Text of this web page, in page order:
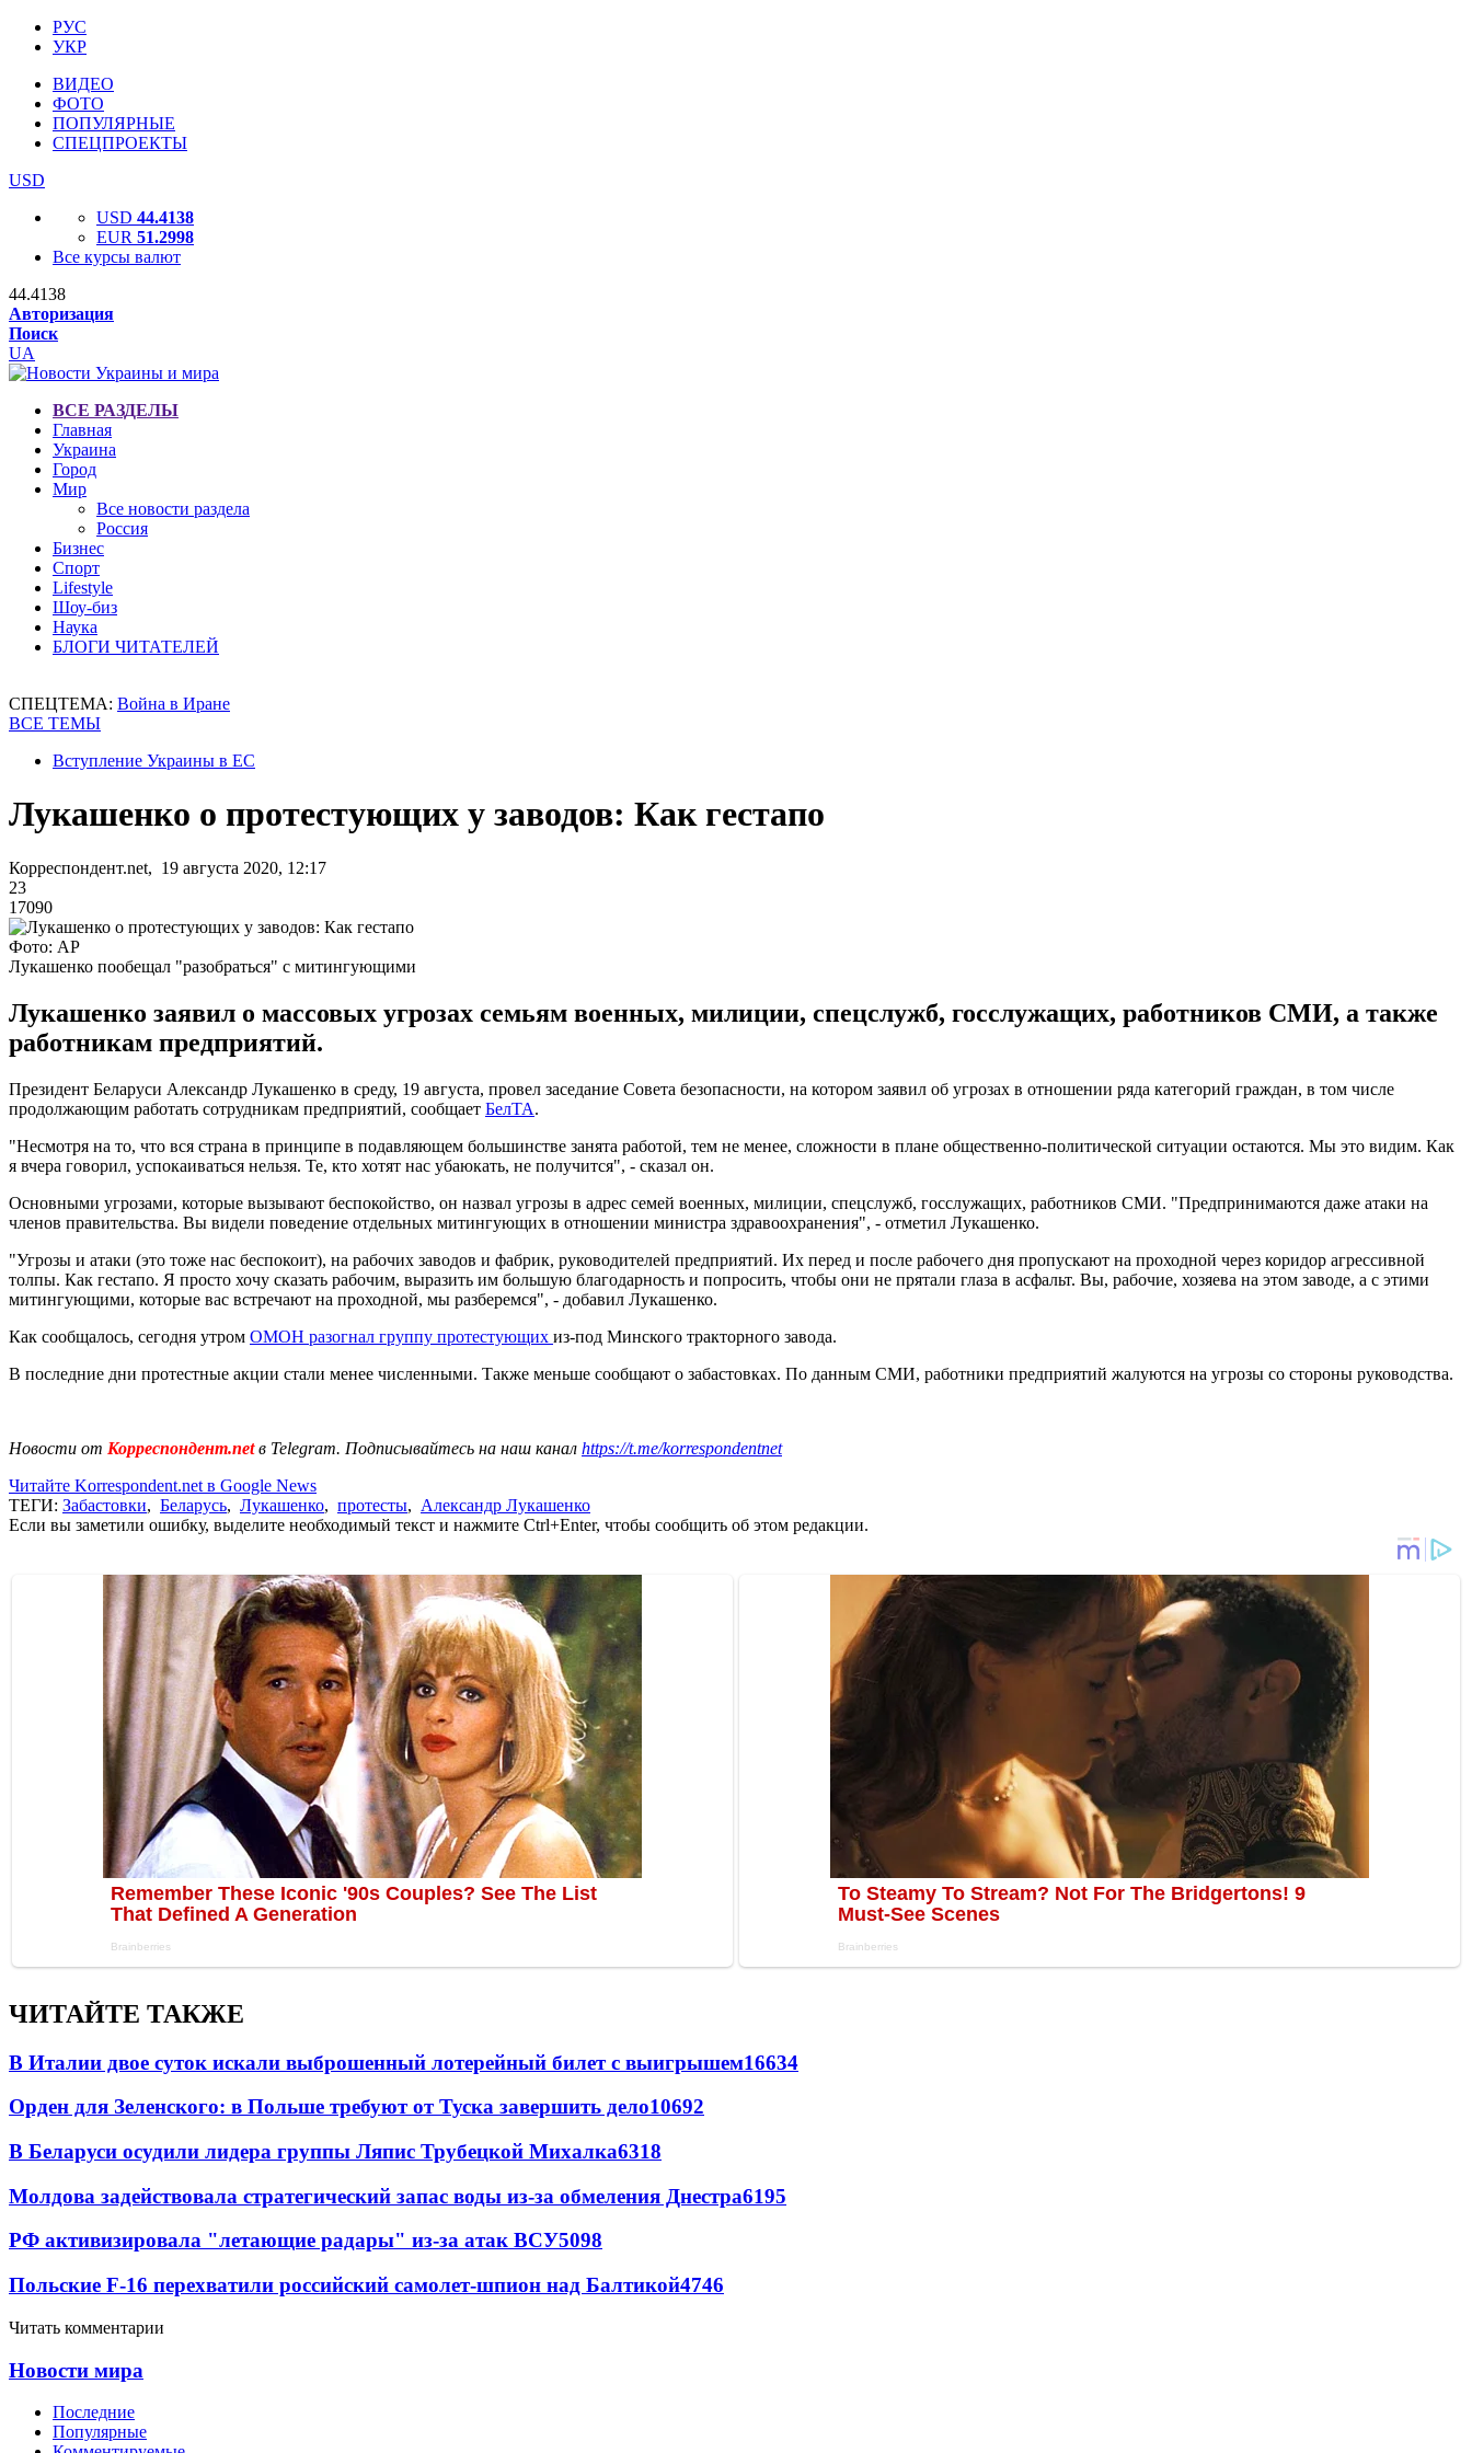
РУС
УКР
ВИДЕО
ФОТО
ПОПУЛЯРНЫЕ
СПЕЦПРОЕКТЫ
USD
USD 44.4138
EUR 51.2998
Все курсы валют
44.4138
Авторизация
Поиск
UA
ВСЕ РАЗДЕЛЫ
Главная
Украина
Город
Мир
Все новости раздела
Россия
Бизнес
Спорт
Lifestyle
Шоу-биз
Наука
БЛОГИ ЧИТАТЕЛЕЙ
СПЕЦТЕМА: Война в Иране
ВСЕ ТЕМЫ
Вступление Украины в ЕС
Лукашенко о протестующих у заводов: Как гестапо
Корреспондент.net, 19 августа 2020, 12:17
23
17090
Фото: AP
Лукашенко пообещал "разобраться" с митингующими
Лукашенко заявил о массовых угрозах семьям военных, милиции, спецслужб, госслужащих, работников СМИ, а также
работникам предприятий.
Президент Беларуси Александр Лукашенко в среду, 19 августа, провел заседание Совета безопасности, на котором заявил об угрозах в отношении ряда категорий граждан, в том числе
продолжающим работать сотрудникам предприятий, сообщает БелТА.
"Несмотря на то, что вся страна в принципе в подавляющем большинстве занята работой, тем не менее, сложности в плане общественно-политической ситуации остаются. Мы это видим. Как
я вчера говорил, успокаиваться нельзя. Те, кто хотят нас убаюкать, не получится", - сказал он.
Основными угрозами, которые вызывают беспокойство, он назвал угрозы в адрес семей военных, милиции, спецслужб, госслужащих, работников СМИ. "Предпринимаются даже атаки на
членов правительства. Вы видели поведение отдельных митингующих в отношении министра здравоохранения", - отметил Лукашенко.
"Угрозы и атаки (это тоже нас беспокоит), на рабочих заводов и фабрик, руководителей предприятий. Их перед и после рабочего дня пропускают на проходной через коридор агрессивной
толпы. Как гестапо. Я просто хочу сказать рабочим, выразить им большую благодарность и попросить, чтобы они не прятали глаза в асфальт. Вы, рабочие, хозяева на этом заводе, а с этими
митингующими, которые вас встречают на проходной, мы разберемся", - добавил Лукашенко.
Как сообщалось, сегодня утром ОМОН разогнал группу протестующих из-под Минского тракторного завода.
В последние дни протестные акции стали менее численными. Также меньше сообщают о забастовках. По данным СМИ, работники предприятий жалуются на угрозы со стороны руководства.
Новости от Корреспондент.netв Telegram. Подписывайтесь на наш канал https://t.me/korrespondentnet
Читайте Korrespondent.net в Google News
ТЕГИ: Забастовки, Беларусь, Лукашенко, протесты, Александр Лукашенко
Если вы заметили ошибку, выделите необходимый текст и нажмите Ctrl+Enter, чтобы сообщить об этом редакции.
ЧИТАЙТЕ ТАКЖЕ
В Италии двое суток искали выброшенный лотерейный билет с выигрышем16634
Орден для Зеленского: в Польше требуют от Туска завершить дело10692
В Беларуси осудили лидера группы Ляпис Трубецкой Михалка6318
Молдова задействовала стратегический запас воды из-за обмеления Днестра6195
РФ активизировала "летающие радары" из-за атак ВСУ5098
Польские F-16 перехватили российский самолет-шпион над Балтикой4746
Читать комментарии
Новости мира
Последние
Популярные